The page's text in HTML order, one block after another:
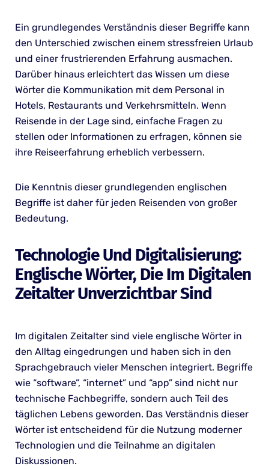
Ein grundlegendes Verständnis dieser Begriffe kann
den Unterschied zwischen einem stressfreien Urlaub
und einer frustrierenden Erfahrung ausmachen.
Darüber hinaus erleichtert das Wissen um diese
Wörter die Kommunikation mit dem Personal in
Hotels, Restaurants und Verkehrsmitteln. Wenn
Reisende in der Lage sind, einfache Fragen zu
stellen oder Informationen zu erfragen, können sie
ihre Reiseerfahrung erheblich verbessern.
Die Kenntnis dieser grundlegenden englischen
Begriffe ist daher für jeden Reisenden von großer
Bedeutung.
Technologie Und Digitalisierung:
Englische Wörter, Die Im Digitalen
Zeitalter Unverzichtbar Sind
Im digitalen Zeitalter sind viele englische Wörter in
den Alltag eingedrungen und haben sich in den
Sprachgebrauch vieler Menschen integriert. Begriffe
wie “software”, “internet” und “app” sind nicht nur
technische Fachbegriffe, sondern auch Teil des
täglichen Lebens geworden. Das Verständnis dieser
Wörter ist entscheidend für die Nutzung moderner
Technologien und die Teilnahme an digitalen
Diskussionen.